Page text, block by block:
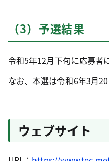
（3）予選結果
令和5年12月下旬に応募者
なお、本選は令和6年3月
ウェブサイト